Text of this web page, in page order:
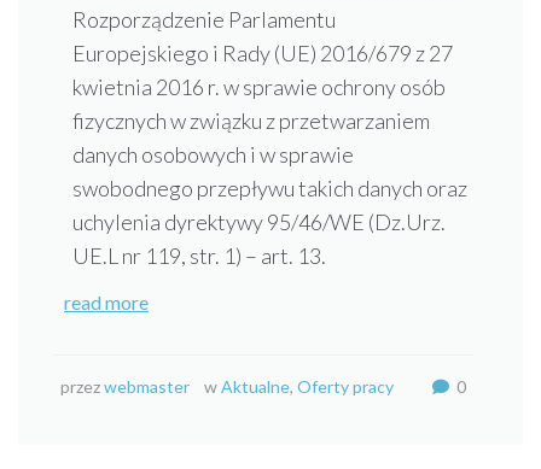
Rozporządzenie Parlamentu
Europejskiego i Rady (UE) 2016/679 z 27
kwietnia 2016 r. w sprawie ochrony osób
fizycznych w związku z przetwarzaniem
danych osobowych i w sprawie
swobodnego przepływu takich danych oraz
uchylenia dyrektywy 95/46/WE (Dz.Urz.
UE.L nr 119, str. 1) – art. 13.
read more
przezwebmaster wAktualne, Oferty pracy 0